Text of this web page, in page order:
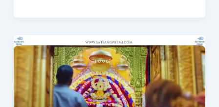
खाटू
श्याम
स्तुति